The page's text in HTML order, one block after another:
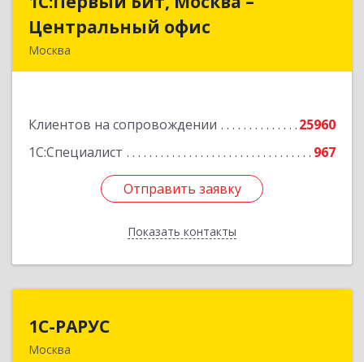
Центральный офис
Москва
Клиентов на сопровождении
25960
1С:Специалист
967
Отправить заявку
Показать контакты
Центральный офис
Отправить заявку
Назад
1С-РАРУС
Москва127434, Москва г, Дмитровское ш, дом № 9Б